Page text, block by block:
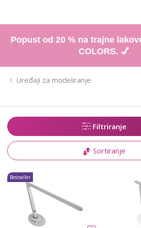
Popust od 20 % na trajne
COLORS. 💅
Uređaji za modeliranje
Filtriranje
Sortiranje
Bestseller